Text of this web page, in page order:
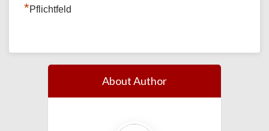
*Pflichtfeld
About Author